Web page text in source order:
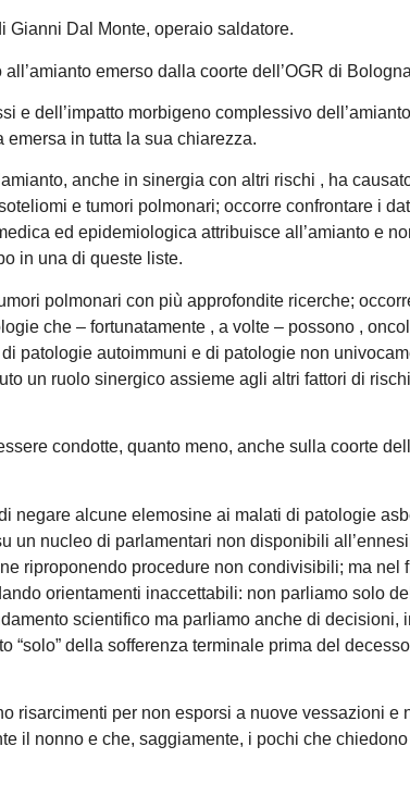
Dal Monte, operaio saldatore.
emerso dalla coorte dell’OGR di
e dell’impatto morbigeno complessivo
in tutta la sua chiarezza.
anche in sinergia con altri rischi , ha
e tumori polmonari; occorre confrontare i
ed epidemiologica attribuisce all’amianto e
in una di queste liste.
polmonari con più approfondite ricerche;
che – fortunatamente , a volte – possono ,
patologie autoimmuni e di patologie non
un ruolo sinergico assieme agli altri fattori di
condotte, quanto meno, anche sulla coorte
negare alcune elemosine ai malati di patologie
un nucleo di parlamentari non disponibili
riproponendo procedure non condivisibili; ma nel
orientamenti inaccettabili: non parliamo solo
scientifico ma parliamo anche di decisioni,
“solo” della sofferenza terminale prima del
risarcimenti per non esporsi a nuove vessazioni e
il nonno e che, saggiamente, i pochi che